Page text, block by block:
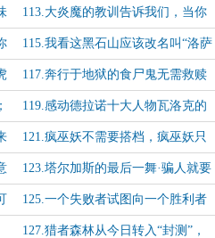
梦来
113.大炎魔的教训告诉我们，当你
惦记自己的收益时，人家要的是你的
本金
115.我看这黑石山应该改名叫“洛萨
陂”
117.奔行于地狱的食尸鬼无需救赎
119.感动德拉诺十大人物瓦洛克的
感言·我的通灵男爵和圣光战首哥哥
121.疯巫妖不需要搭档，疯巫妖只
需要法器
123.塔尔加斯的最后一舞·骗人就要
骗那些脑子不好的傻乎乎小可爱
125.一个失败者试图向一个胜利者
传授经验？荒谬！
127.猎者森林从今日转入“封测”，